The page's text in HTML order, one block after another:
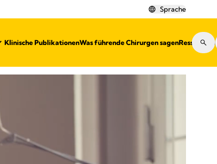
Sprache
Klinische PublikationenWas führende Chirurgen sagenRessourcen